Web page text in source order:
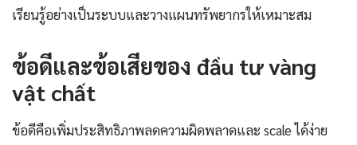
เรียนรู้อย่างเป็นระบบและวางแผนทรัพยากรให้เหมาะสม
ข้อดีและข้อเสียของ đầu tư vàng
vật chất
ข้อดีคือเพิ่มประสิทธิภาพลดความผิดพลาดและ scale ได้ง่าย